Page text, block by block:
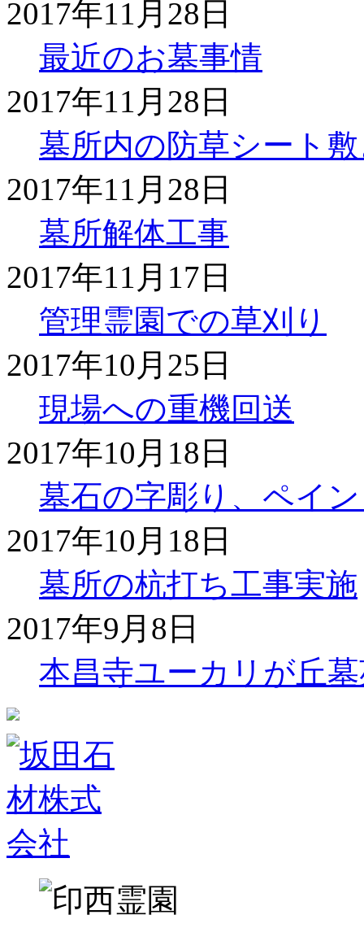
2017年11月28日
最近のお墓事情
2017年11月28日
墓所内の防草シート
2017年11月28日
墓所解体工事
2017年11月17日
管理霊園での草刈り
2017年10月25日
現場への重機回送
2017年10月18日
墓石の字彫り、ペイ
2017年10月18日
墓所の杭打ち工事実施
2017年9月8日
本昌寺ユーカリが丘